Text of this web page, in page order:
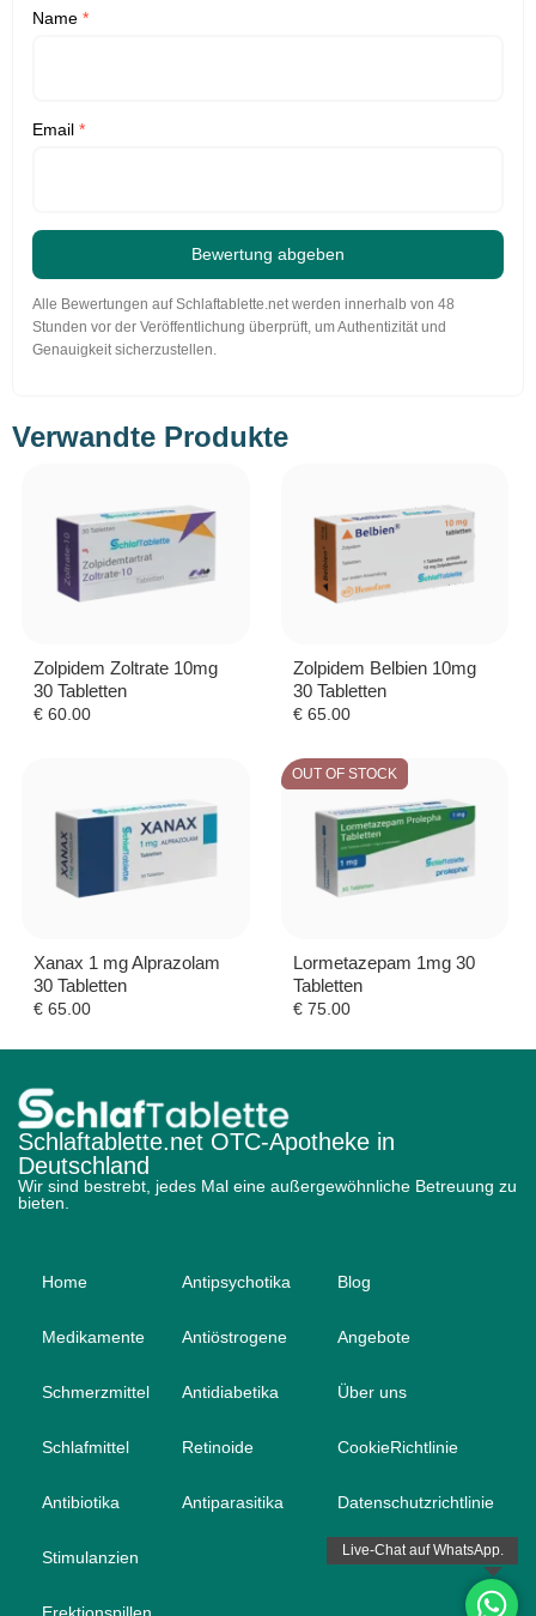
Name *
Email *
Bewertung abgeben
Alle Bewertungen auf Schlaftablette.net werden innerhalb von 48
Stunden vor der Veröffentlichung überprüft, um Authentizität und
Genauigkeit sicherzustellen.
Verwandte Produkte
Zolpidem Zoltrate 10mg
30 Tabletten
€ 60.00
Zolpidem Belbien 10mg
30 Tabletten
€65.00
Xanax 1 mg Alprazolam
30 Tabletten
€ 65.00
OUT OF STOCK
Lormetazepam 1mg 30
Tabletten
€75.00
Schlaftablette.net OTC-Apotheke in
Deutschland
Wir sind bestrebt, jedes Mal eine außergewöhnliche Betreuung zu
bieten.
Home
Medikamente
Schmerzmittel
Schlafmittel
Antibiotika
Stimulanzien
Antipsychotika
Antiöstrogene
Antidiabetika
Retinoide
Antiparasitika
Blog
Angebote
Über uns
CookieRichtlinie
Datenschutzrichtlinie